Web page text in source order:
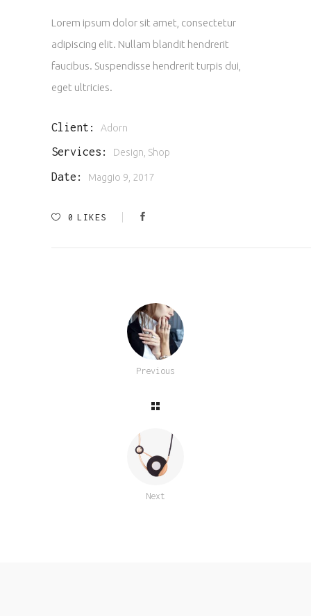
Lorem ipsum dolor sit amet, consectetur
adipiscing elit. Nullam blandit hendrerit
faucibus. Suspendisse hendrerit turpis dui,
eget ultricies.
Client: Adorn
Services: Design, Shop
Date: Maggio 9, 2017
0 LIKES
Previous
Next